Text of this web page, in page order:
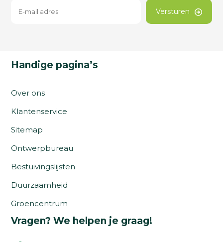
Versturen
Handige pagina’s
Over ons
Klantenservice
Sitemap
Ontwerpbureau
Bestuivingslijsten
Duurzaamheid
Groencentrum
Vragen? We helpen je graag!